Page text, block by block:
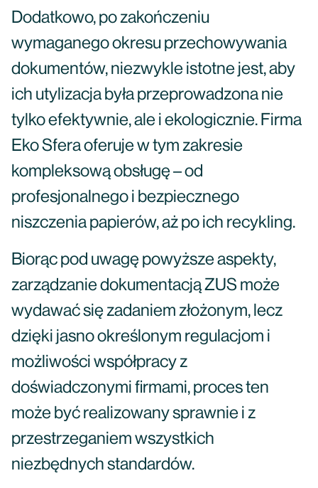
Dodatkowo, po zakończeniu
wymaganego okresu przechowywania
dokumentów, niezwykle istotne jest, aby
ich utylizacja była przeprowadzona nie
tylko efektywnie, ale i ekologicznie. Firma
Eko Sfera oferuje w tym zakresie
kompleksową obsługę – od
profesjonalnego i bezpiecznego
niszczenia papierów, aż po ich recykling.
Biorąc pod uwagę powyższe aspekty,
zarządzanie dokumentacją ZUS może
wydawać się zadaniem złożonym, lecz
dzięki jasno określonym regulacjom i
możliwości współpracy z
doświadczonymi firmami, proces ten
może być realizowany sprawnie i z
przestrzeganiem wszystkich
niezbędnych standardów.